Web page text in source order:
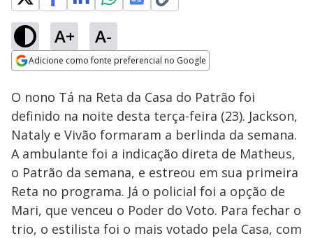
A+ A-
Adicione como fonte preferencial no Google
Ativar
Loaded
20.48%
O nono Tá na Reta da Casa do Patrão foi
definido na noite desta terça-feira (23). Jackson,
Nataly e Vivão formaram a berlinda da semana.
A ambulante foi a indicação direta de Matheus,
o Patrão da semana, e estreou em sua primeira
Reta no programa. Já o policial foi a opção de
Mari, que venceu o Poder do Voto. Para fechar o
trio, o estilista foi o mais votado pela Casa, com